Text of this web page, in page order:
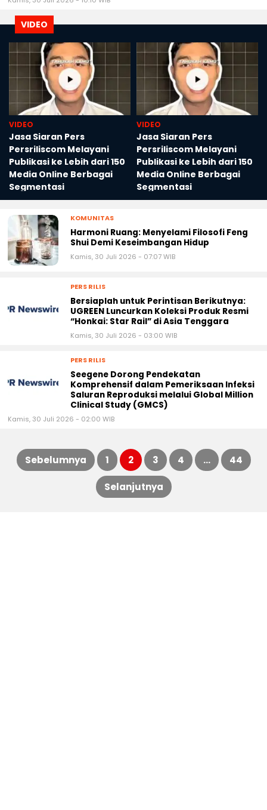
VIDEO
VIDEO
Jasa Siaran Pers
Persriliscom Melayani
Publikasi ke Lebih dari 150
Media Online Berbagai
Segmentasi
VIDEO
Jasa Siaran Pers
Persriliscom Melayani
Publikasi ke Lebih dari 150
Media Online Berbagai
Segmentasi
KOMUNITAS
Harmoni Ruang: Menyelami Filosofi Feng
Shui Demi Keseimbangan Hidup
Kamis, 30 Juli 2026 - 07:07 WIB
PERS RILIS
Bersiaplah untuk Perintisan Berikutnya:
UGREEN Luncurkan Koleksi Produk Resmi
“Honkai: Star Rail” di Asia Tenggara
Kamis, 30 Juli 2026 - 03:00 WIB
PERS RILIS
Seegene Dorong Pendekatan
Komprehensif dalam Pemeriksaan Infeksi
Saluran Reproduksi melalui Global Million
Clinical Study (GMCS)
Kamis, 30 Juli 2026 - 02:00 WIB
Paginasi
Sebelumnya 1 2 3 4 … 44
Selanjutnya